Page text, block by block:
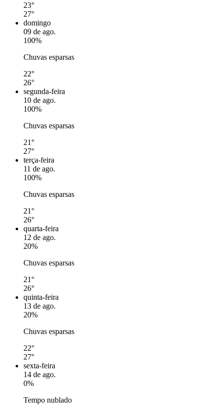
23°
27°
domingo
09 de ago.
100%
Chuvas esparsas
22°
26°
segunda-feira
10 de ago.
100%
Chuvas esparsas
21°
27°
terça-feira
11 de ago.
100%
Chuvas esparsas
21°
26°
quarta-feira
12 de ago.
20%
Chuvas esparsas
21°
26°
quinta-feira
13 de ago.
20%
Chuvas esparsas
22°
27°
sexta-feira
14 de ago.
0%
Tempo nublado